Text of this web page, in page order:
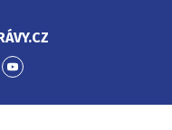
Přejít
YouTube